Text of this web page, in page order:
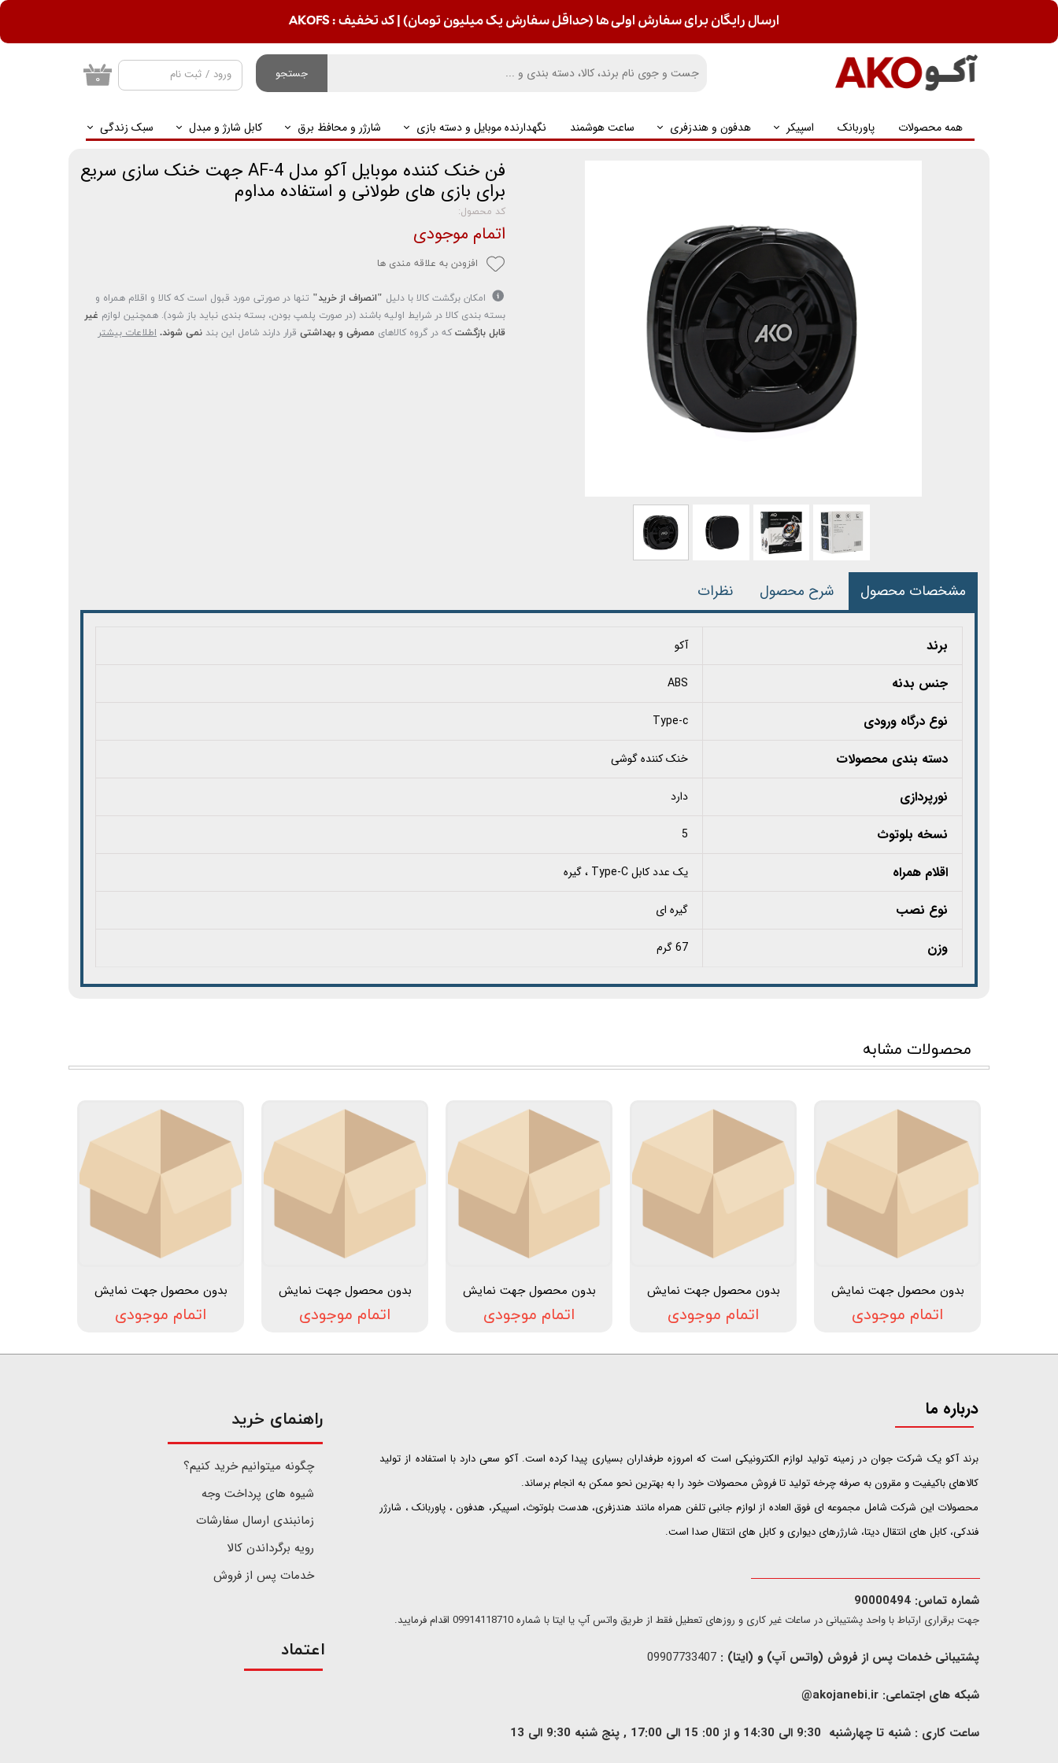
جستجو
همه محصولات پاوربانک اسپیکر هدفون و هندزفری ساعت هوشمند نگهدارنده موبایل و دسته بازی شارژر و محافظ برق کابل شارژ و مبدل سبک زندگی
ورود / ثبت نام
تغییر گذر واژه
۰
ارسال رایگان برای سفارش اولی ها (حداقل سفارش یک میلیون تومان) | کد تخفیف : AKOFS
فن خنک کننده موبایل آکو مدل AF-4 جهت خنک سازی سریع
برای بازی های طولانی و استفاده مداوم
کد محصول:
اتمام موجودی
افزودن به علاقه مندی ها
امکان برگشت کالا با دلیل "انصراف از خرید" تنها در صورتی مورد قبول است که کالا و اقلام همراه و
بسته بندی کالا در شرایط اولیه باشند (در صورت پلمپ بودن، بسته بندی نباید باز شود). همچنین لوازم غیر
قابل بازگشت که در گروه کالاهای مصرفی و بهداشتی قرار دارند شامل این بند نمی شوند. اطلاعات بیشتر
مشخصات محصول شرح محصول نظرات
برند آکو
جنس بدنه ABS
نوع درگاه ورودی Type-c
دسته بندی محصولات خنک کننده گوشی
نورپردازی دارد
نسخه بلوتوث 5
اقلام همراه یک عدد کابل Type-C ، گیره
نوع نصب گیره ای
وزن 67 گرم
محصولات مشابه
بدون محصول جهت نمایش
اتمام موجودی
بدون محصول جهت نمایش
اتمام موجودی
بدون محصول جهت نمایش
اتمام موجودی
بدون محصول جهت نمایش
اتمام موجودی
بدون محصول جهت نمایش
اتمام موجودی
درباره ما
​​​​​​​برند آکو یک شرکت جوان در زمینه تولید لوازم الکترونیکی است که امروزه طرفداران بسیاری پیدا کرده است. آکو سعی دارد با استفاده از تولید
کالاهای باکیفیت و مقرون به صرفه چرخه تولید تا فروش محصولات خود را به بهترین نحو ممکن به انجام برساند.
محصولات این شرکت شامل مجموعه ای فوق العاده از لوازم جانبی تلفن همراه مانند هندزفری، هدست بلوتوث، اسپیکر، هدفون ، پاوربانک ، شارژر
فندکی، کابل های انتقال دیتا، شارژرهای دیواری و کابل های انتقال صدا است.
شماره تماس: 90000494
​​جهت برقراری ارتباط با واحد پشتیبانی در ساعات غیر کاری و روزهای تعطیل فقط از طریق واتس آپ یا ایتا با شماره 09914118710 اقدام فرمایید.
پشتیبانی خدمات پس از فروش (واتس آپ) و (ایتا) :
شبکه های اجتماعی: akojanebi.ir@
ساعت کاری : شنبه تا چهارشنبه 9:30 الی 14:30 و از 00: 15 الی 17:00 , پنج شنبه 9:30 الی 13
​راهنمای خرید
چگونه میتوانیم خرید کنیم؟
شیوه های پرداخت وجه
زمانبندی ارسال سفارشات
رویه برگرداندن کالا
خدمات پس از فروش
اعتماد